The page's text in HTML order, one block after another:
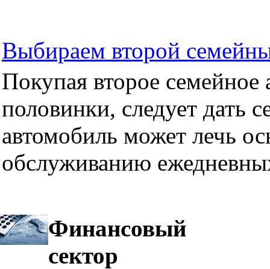
Выбираем второй
Покупая второе семейное
половинки, следует дать
автомобиль может лечь
обслуживанию
Финансовый
сектор